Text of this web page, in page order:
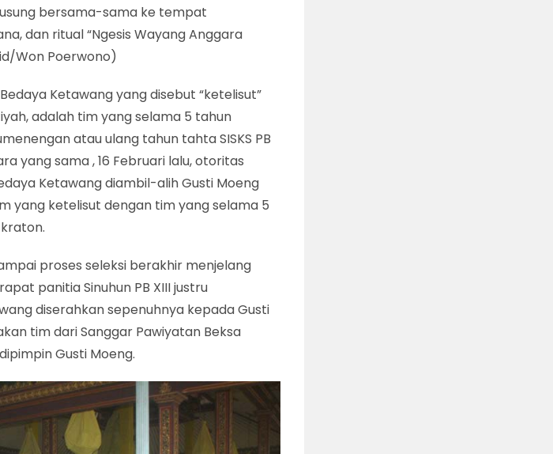
bersama-sama ke tempat
dan ritual “Ngesis Wayang Anggara
Won Poerwono)
Ketawang yang disebut “ketelisut”
adalah tim yang selama 5 tahun
atau ulang tahun tahta SISKS PB
yang sama , 16 Februari lalu, otoritas
Ketawang diambil-alih Gusti Moeng
yang ketelisut dengan tim yang selama 5
proses seleksi berakhir menjelang
panitia Sinuhun PB XIII justru
diserahkan sepenuhnya kepada Gusti
tim dari Sanggar Pawiyatan Beksa
Gusti Moeng.